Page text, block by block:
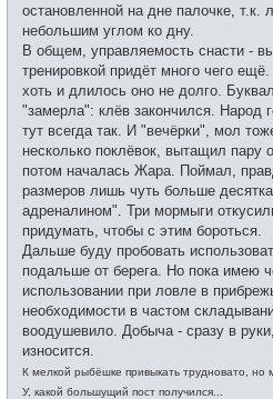
остановленной на дне палочке, т.к.
небольшим углом ко дну.
В общем, управляемость снасти -
тренировкой придёт много чего
хоть и длилось оно не долго.
"замерла": клёв закончился. Народ
тут всегда так. И "вечёрки", мол
несколько поклёвок, вытащил пару
потом началась Жара. Поймал,
размеров лишь чуть больше
адреналином". Три мормыги
придумать, чтобы с этим бороться.
Дальше буду пробовать
подальше от берега. Но пока имею
использовании при ловле в
необходимости в частом
воодушевило. Добыча - сразу в
износится.
К мелкой рыбёшке привыкать трудновато, но
У, какой большущий пост получился...